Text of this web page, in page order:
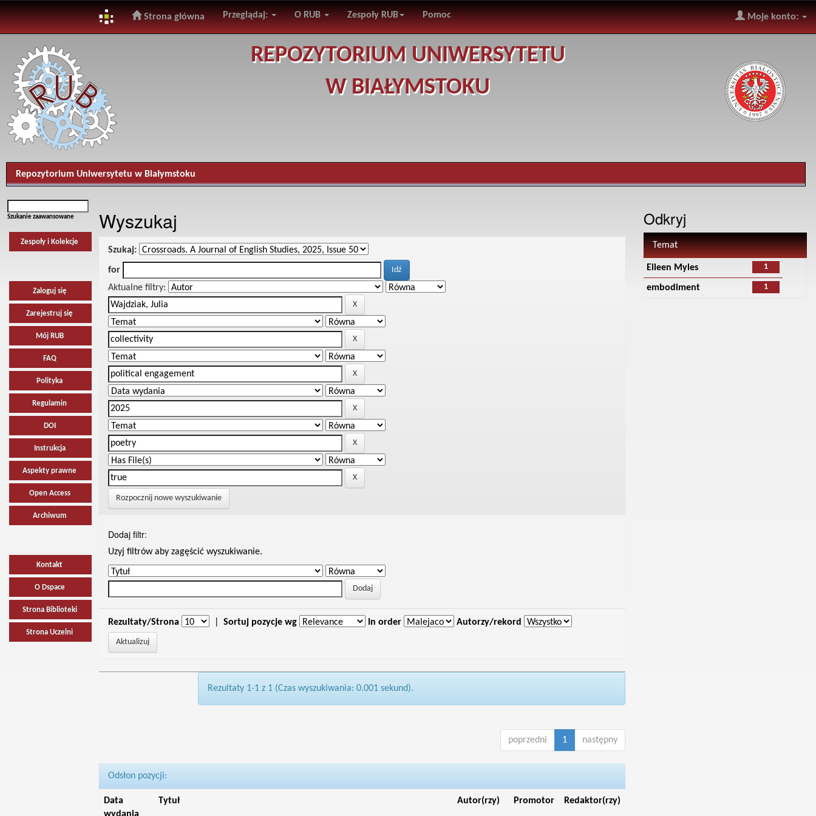
navigation
Strona główna Przeglądaj: O RUB Zespoły RUB Pomoc Moje konto:
REPOZYTORIUM UNIWERSYTETU
W BIAŁYMSTOKU
Repozytorium Uniwersytetu w Białymstoku
Szukanie zaawansowane
Zespoły i Kolekcje
Zaloguj się
Zarejestruj się
Mój RUB
FAQ
Polityka
Regulamin
DOI
Instrukcja
Aspekty prawne
Open Access
Archiwum
Kontakt
O Dspace
Strona Biblioteki
Strona Uczelni
Wyszukaj
Szukaj:
for
Aktualne filtry:
Rozpocznij nowe wyszukiwanie
Dodaj filtr:
Uzyj filtrów aby zagęścić wyszukiwanie.
Rezultaty/Strona Sortuj pozycje wg In order Autorzy/rekord
Rezultaty 1-1 z 1 (Czas wyszukiwania: 0.001 sekund).
poprzedni 1 następny
Odsłon pozycji:
Data
Tytuł Autor(rzy) Promotor Redaktor(rzy)
Odkryj
Temat
1
Eileen Myles
1
embodiment